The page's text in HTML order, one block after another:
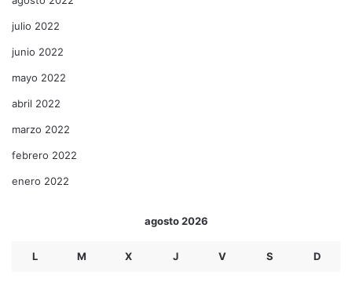
julio 2022
junio 2022
mayo 2022
abril 2022
marzo 2022
febrero 2022
enero 2022
agosto 2026
L M X J V S D